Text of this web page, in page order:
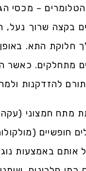
– מכסי
חלוקת התא.
מתחלקים. כאשר
להזדקנות
מתח חמצוני (עקה
חופשיים
אותם באמצעות